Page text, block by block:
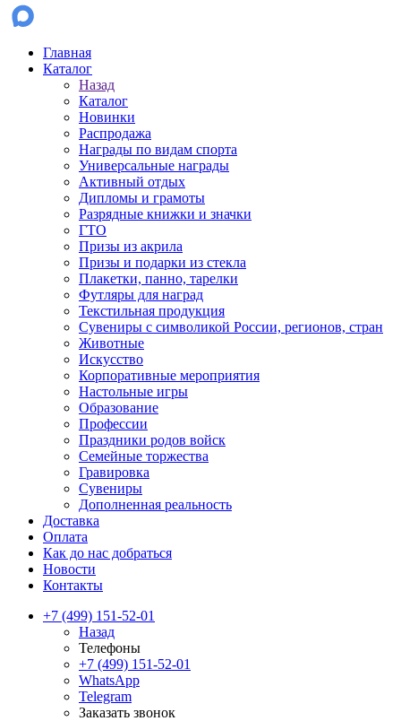
Главная
Каталог
Назад
Каталог
Новинки
Распродажа
Награды по видам спорта
Универсальные награды
Активный отдых
Дипломы и грамоты
Разрядные книжки и значки
ГТО
Призы из акрила
Призы и подарки из стекла
Плакетки, панно, тарелки
Футляры для наград
Текстильная продукция
Сувениры с символикой России, регионов, стран
Животные
Искусство
Корпоративные мероприятия
Настольные игры
Образование
Профессии
Праздники родов войск
Семейные торжества
Гравировка
Сувениры
Дополненная реальность
Доставка
Оплата
Как до нас добраться
Новости
Контакты
+7 (499) 151-52-01
Назад
Телефоны
+7 (499) 151-52-01
WhatsApp
Telegram
Заказать звонок